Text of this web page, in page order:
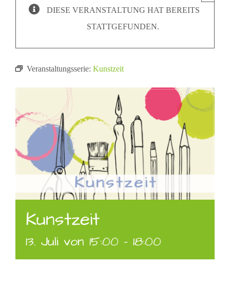
DIESE VERANSTALTUNG HAT BEREITS
STATTGEFUNDEN.
Veranstaltungsserie: Kunstzeit
Kunstzeit
13. Juli von 15:00 - 18:00